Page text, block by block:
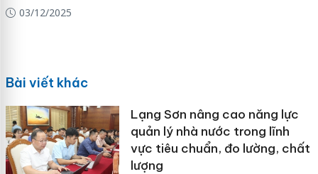
03/12/2025
Bài viết khác
Lạng Sơn nâng cao năng lực
quản lý nhà nước trong lĩnh
vực tiêu chuẩn, đo lường, chất
lượng